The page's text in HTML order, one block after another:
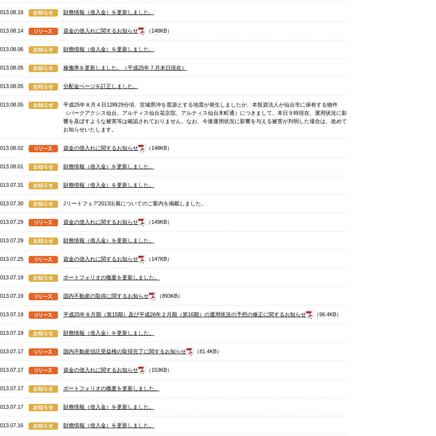
財務情報（借入金）を更新しました。
資金の借入れに関するお知らせ （148KB）
財務情報（借入金）を更新しました。
稼働率を更新しました。（平成25年７月末日現在）
分配金ページを訂正しました。
平成25年８月４日12時29分頃、宮城県沖を震源とする地震が発生しましたが、本投資法人が仙台市に保有する物件
（パークアクシス仙台、アルティス仙台花京院、アルティス仙台木町通）につきまして、本日９時現在、運用状況に影
響を及ぼすような被害等は確認されておりません。なお、今後運用状況に影響を与える被害が判明した場合は、改めて
お知らせいたします。
資金の借入れに関するお知らせ （148KB）
財務情報（借入金）を更新しました。
財務情報（借入金）を更新しました。
Jリートフェア2013出展についてのご案内を掲載しました。
資金の借入れに関するお知らせ （149KB）
財務情報（借入金）を更新しました。
資金の借入れに関するお知らせ （147KB）
ポートフォリオの概要を更新しました。
国内不動産の取得に関するお知らせ （893KB）
平成25年８月期（第15期）及び平成26年２月期（第16期）の運用状況の予想の修正に関するお知らせ （96.4KB）
財務情報（借入金）を更新しました。
国内不動産信託受益権の取得完了に関するお知らせ （81.4KB）
資金の借入れに関するお知らせ （153KB）
ポートフォリオの概要を更新しました。
財務情報（借入金）を更新しました。
財務情報（借入金）を更新しました。